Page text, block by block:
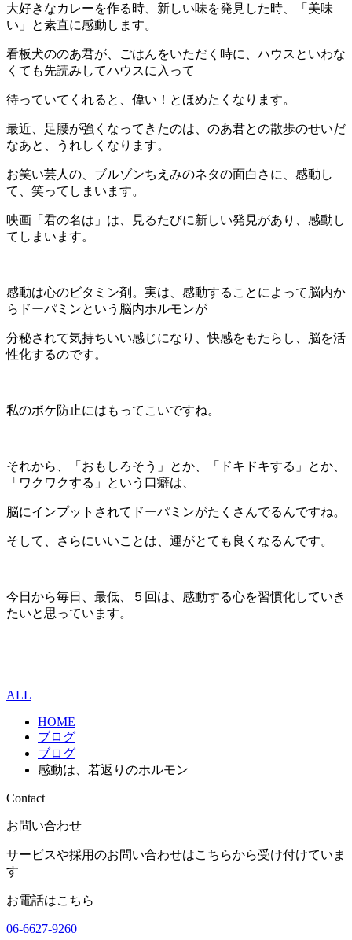
大好きなカレーを作る時、新しい味を発見した時、「美味
い」と素直に感動します。
看板犬ののあ君が、ごはんをいただく時に、ハウスといわな
くても先読みしてハウスに入って
待っていてくれると、偉い！とほめたくなります。
最近、足腰が強くなってきたのは、のあ君との散歩のせいだ
なあと、うれしくなります。
お笑い芸人の、ブルゾンちえみのネタの面白さに、感動し
て、笑ってしまいます。
映画「君の名は」は、見るたびに新しい発見があり、感動し
てしまいます。
感動は心のビタミン剤。実は、感動することによって脳内か
らドーパミンという脳内ホルモンが
分秘されて気持ちいい感じになり、快感をもたらし、脳を活
性化するのです。
私のボケ防止にはもってこいですね。
それから、「おもしろそう」とか、「ドキドキする」とか、
「ワクワクする」という口癖は、
脳にインプットされてドーパミンがたくさんでるんですね。
そして、さらにいいことは、運がとても良くなるんです。
今日から毎日、最低、５回は、感動する心を習慣化していき
たいと思っています。
ALL
HOME
ブログ
ブログ
感動は、若返りのホルモン
Contact
お問い合わせ
サービスや採用のお問い合わせはこちらから受け付けていま
す
お電話はこちら
06-6627-9260